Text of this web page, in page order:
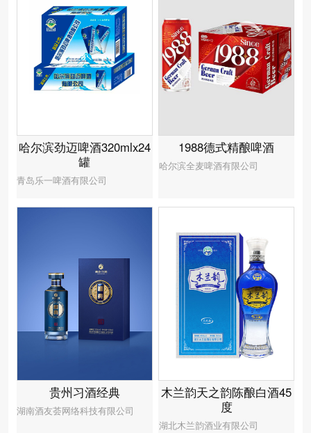
哈尔滨劲迈啤酒320mlx24
罐
青岛乐一啤酒有限公司
1988德式精酿啤酒
哈尔滨全麦啤酒有限公司
贵州习酒经典
湖南酒友荟网络科技有限公司
木兰韵天之韵陈酿白酒45
度
湖北木兰韵酒业有限公司